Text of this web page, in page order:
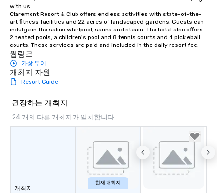
with us.
Claremont Resort & Club offers endless activities with state-of-the-
art fitness facilities and 22 acres of landscaped gardens. Guests can
indulge in the saline whirlpool, sauna and steam. The hotel also offers
2 heated pools, a children's pool and 8 tennis courts and 4 pickleball
courts. These services are paid and included in the daily resort fee.
웹링크
가상 투어
개최지 자원
Resort Guide
권장하는 개최지
24 개의 다른 개최지가 일치합니다
개최지
현재 개최지